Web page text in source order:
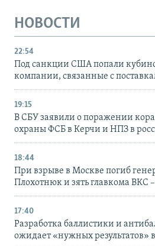
НОВОСТИ
22:54
Под санкции США попали
компании, связанные с
19:15
В СБУ заявили о поражении
охраны ФСБ в Керчи и НПЗ в
18:44
При взрыве в Москве погиб
Плохотнюк и зять главкома ВКС
17:40
Разработка баллистики и
ожидает «нужных результатов»